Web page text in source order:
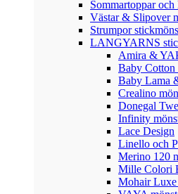
Sommartoppar
Västar & Slipover
Strumpor
LANGYARNS
Amira &
Baby Cotton
Baby Lama
Crealino
Donegal
Infinity
Lace Design
Linello och
Merino 120
Mille Colori
Mohair Luxe